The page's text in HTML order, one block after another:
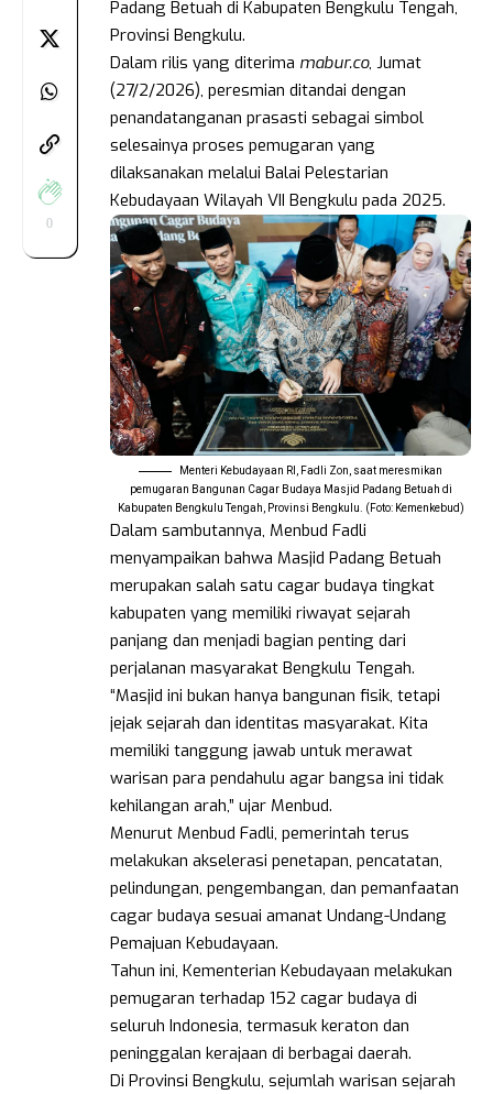
0
Padang Betuah di Kabupaten Bengkulu Tengah,
Provinsi Bengkulu.
Dalam rilis yang diterima mabur.co, Jumat
(27/2/2026), peresmian ditandai dengan
penandatanganan prasasti sebagai simbol
selesainya proses pemugaran yang
dilaksanakan melalui Balai Pelestarian
Kebudayaan Wilayah VII Bengkulu pada 2025.
Menteri Kebudayaan RI, Fadli Zon, saat meresmikan
pemugaran Bangunan Cagar Budaya Masjid Padang Betuah di
Kabupaten Bengkulu Tengah, Provinsi Bengkulu. (Foto: Kemenkebud)
Dalam sambutannya, Menbud Fadli
menyampaikan bahwa Masjid Padang Betuah
merupakan salah satu cagar budaya tingkat
kabupaten yang memiliki riwayat sejarah
panjang dan menjadi bagian penting dari
perjalanan masyarakat Bengkulu Tengah.
“Masjid ini bukan hanya bangunan fisik, tetapi
jejak sejarah dan identitas masyarakat. Kita
memiliki tanggung jawab untuk merawat
warisan para pendahulu agar bangsa ini tidak
kehilangan arah,” ujar Menbud.
Menurut Menbud Fadli, pemerintah terus
melakukan akselerasi penetapan, pencatatan,
pelindungan, pengembangan, dan pemanfaatan
cagar budaya sesuai amanat Undang-Undang
Pemajuan Kebudayaan.
Tahun ini, Kementerian Kebudayaan melakukan
pemugaran terhadap 152 cagar budaya di
seluruh Indonesia, termasuk keraton dan
peninggalan kerajaan di berbagai daerah.
Di Provinsi Bengkulu, sejumlah warisan sejarah